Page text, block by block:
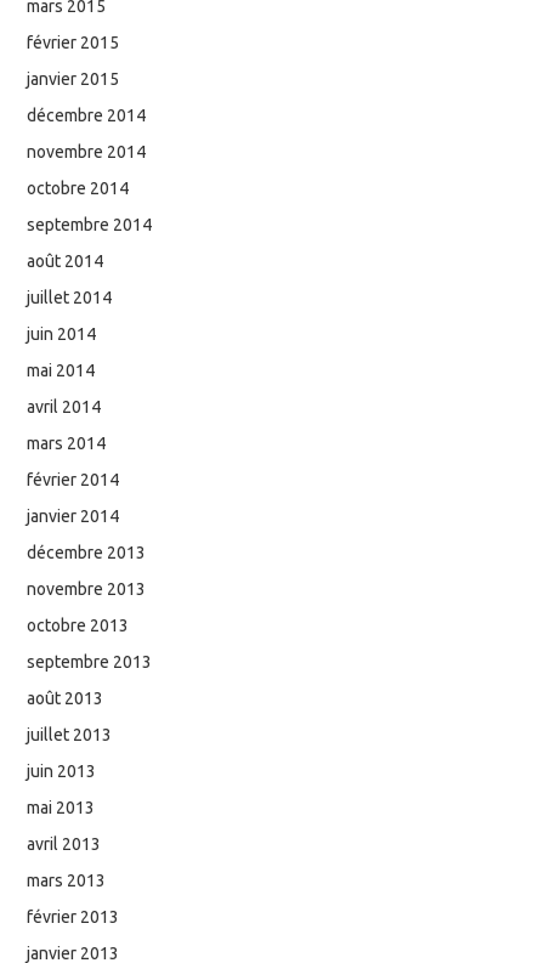
mars 2015
février 2015
janvier 2015
décembre 2014
novembre 2014
octobre 2014
septembre 2014
août 2014
juillet 2014
juin 2014
mai 2014
avril 2014
mars 2014
février 2014
janvier 2014
décembre 2013
novembre 2013
octobre 2013
septembre 2013
août 2013
juillet 2013
juin 2013
mai 2013
avril 2013
mars 2013
février 2013
janvier 2013